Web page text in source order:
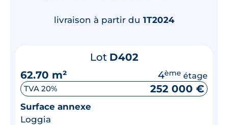
livraison à partir du 1T2024
Lot D402
62.70 m²
4ème étage
TVA 20% 252 000 €
Surface annexe
Loggia